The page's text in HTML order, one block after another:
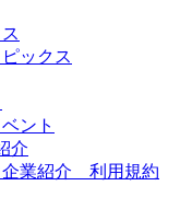
ックス
ント
介
企業紹介 利用規約